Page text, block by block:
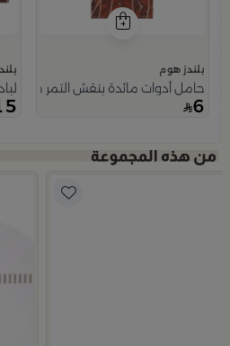
بلندز هوم
حامل أدوات مائدة بنقش التمر من
6